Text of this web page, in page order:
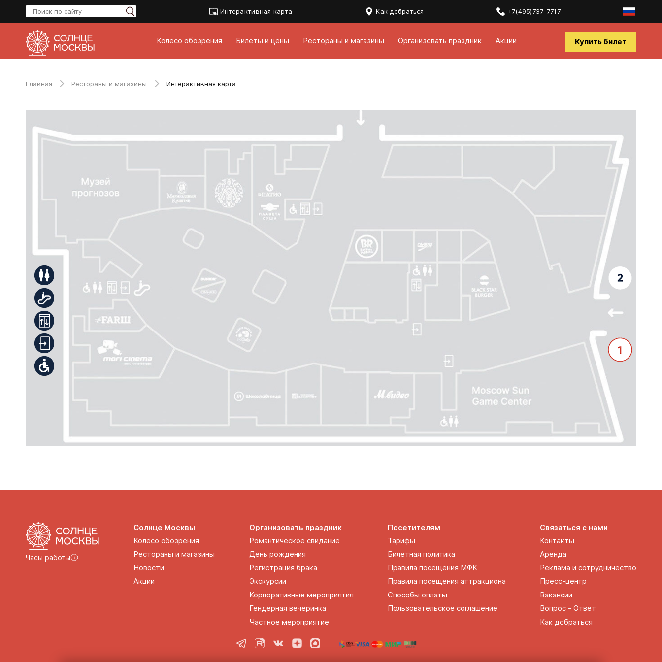
Интерактивная карта Как добраться +7(495)737-7717
Колесо обозрения Билеты и цены Рестораны и магазины Организовать праздник Акции Купить билет
Главная Рестораны и магазины Интерактивная карта
Часы работы
Солнце Москвы
Колесо обозрения
Рестораны и магазины
Новости
Акции
Организовать праздник
Романтическое свидание
День рождения
Регистрация брака
Экскурсии
Корпоративные мероприятия
Гендерная вечеринка
Частное мероприятие
Посетителям
Тарифы
Билетная политика
Правила посещения МФК
Правила посещения аттракциона
Способы оплаты
Пользовательское соглашение
Связаться с нами
Контакты
Аренда
Реклама и сотрудничество
Пресс-центр
Вакансии
Вопрос - Ответ
Как добраться